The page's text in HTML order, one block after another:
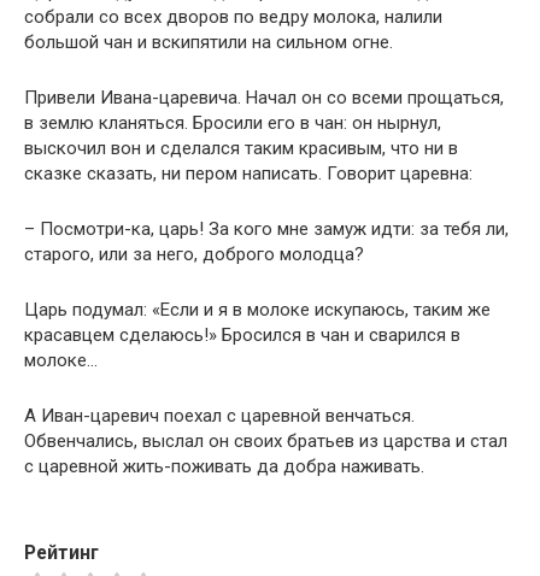
собрали со всех дворов по ведру молока, налили
большой чан и вскипятили на сильном огне.
Привели Ивана-царевича. Начал он со всеми прощаться,
в землю кланяться. Бросили его в чан: он нырнул,
выскочил вон и сделался таким красивым, что ни в
сказке сказать, ни пером написать. Говорит царевна:
– Посмотри-ка, царь! За кого мне замуж идти: за тебя ли,
старого, или за него, доброго молодца?
Царь подумал: «Если и я в молоке искупаюсь, таким же
красавцем сделаюсь!» Бросился в чан и сварился в
молоке…
А Иван-царевич поехал с царевной венчаться.
Обвенчались, выслал он своих братьев из царства и стал
с царевной жить-поживать да добра наживать.
Рейтинг